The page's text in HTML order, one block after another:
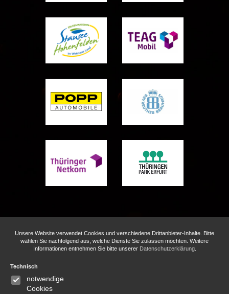
FAQ
Unsere Website verwendet Cookies und verschiedene Drittanbieter-Inhalte. Bitte
wählen Sie nachfolgend aus, welche Dienste Sie zulassen möchten. Weitere
Informationen entnehmen Sie bitte unserer Datenschutzerklärung.
Technisch
notwendige
Cookies